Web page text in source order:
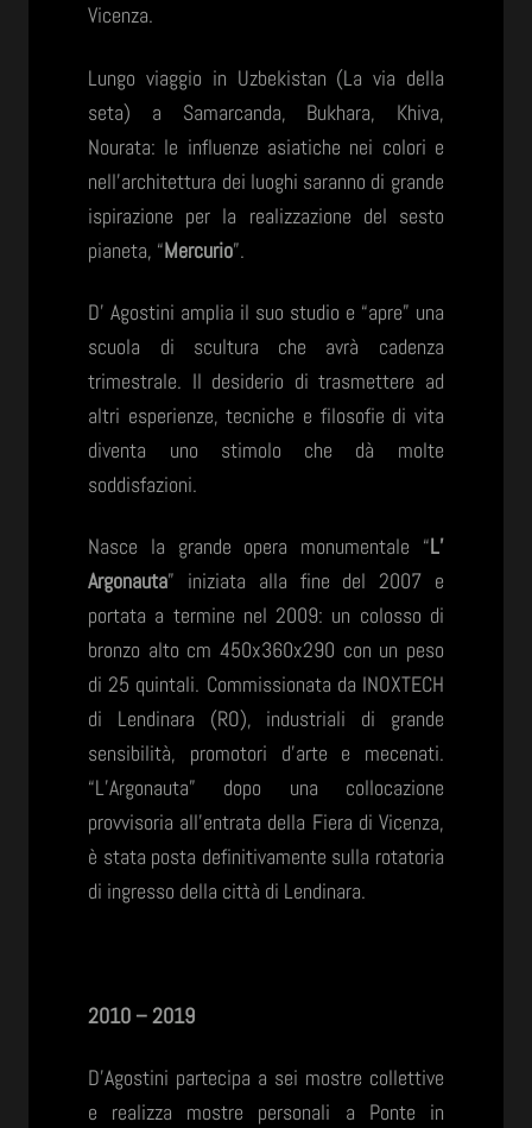
Vicenza.
Lungo viaggio in Uzbekistan (La via della
seta) a Samarcanda, Bukhara, Khiva,
Nourata: le influenze asiatiche nei colori e
nell’architettura dei luoghi saranno di grande
ispirazione per la realizzazione del sesto
pianeta, “Mercurio”.
D’ Agostini amplia il suo studio e “apre” una
scuola di scultura che avrà cadenza
trimestrale. Il desiderio di trasmettere ad
altri esperienze, tecniche e filosofie di vita
diventa uno stimolo che dà molte
soddisfazioni.
Nasce la grande opera monumentale “L’
Argonauta” iniziata alla fine del 2007 e
portata a termine nel 2009: un colosso di
bronzo alto cm 450x360x290 con un peso
di 25 quintali. Commissionata da INOXTECH
di Lendinara (RO), industriali di grande
sensibilità, promotori d’arte e mecenati.
“L’Argonauta” dopo una collocazione
provvisoria all’entrata della Fiera di Vicenza,
è stata posta definitivamente sulla rotatoria
di ingresso della città di Lendinara.
2010 – 2019
D’Agostini partecipa a sei mostre collettive
e realizza mostre personali a Ponte in